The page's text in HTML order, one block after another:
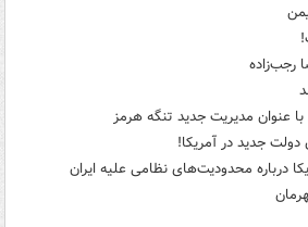
رجب‌زاده
عنوان مدیریت جدید تنگه هرمز
جدید در آمریکا!
درباره محدودیت‌های نظامی علیه ایران